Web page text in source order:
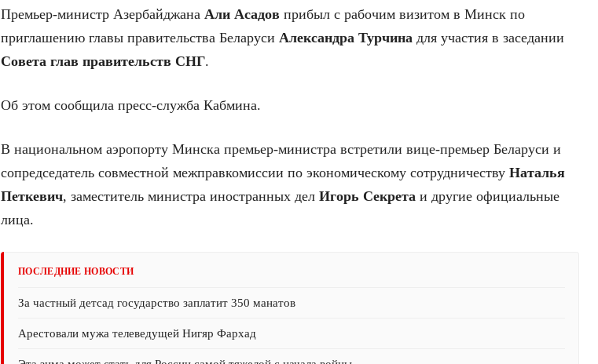
Премьер-министр Азербайджана Али Асадов прибыл с рабочим визитом в Минск по
приглашению главы правительства Беларуси Александра Турчина для участия в заседании
Совета глав правительств СНГ.
Об этом сообщила пресс-служба Кабмина.
В национальном аэропорту Минска премьер-министра встретили вице-премьер Беларуси и
сопредседатель совместной межправкомиссии по экономическому сотрудничеству Наталья
Петкевич, заместитель министра иностранных дел Игорь Секрета и другие официальные
лица.
ПОСЛЕДНИЕ НОВОСТИ
За частный детсад государство заплатит 350 манатов
Арестовали мужа телеведущей Нигяр Фархад